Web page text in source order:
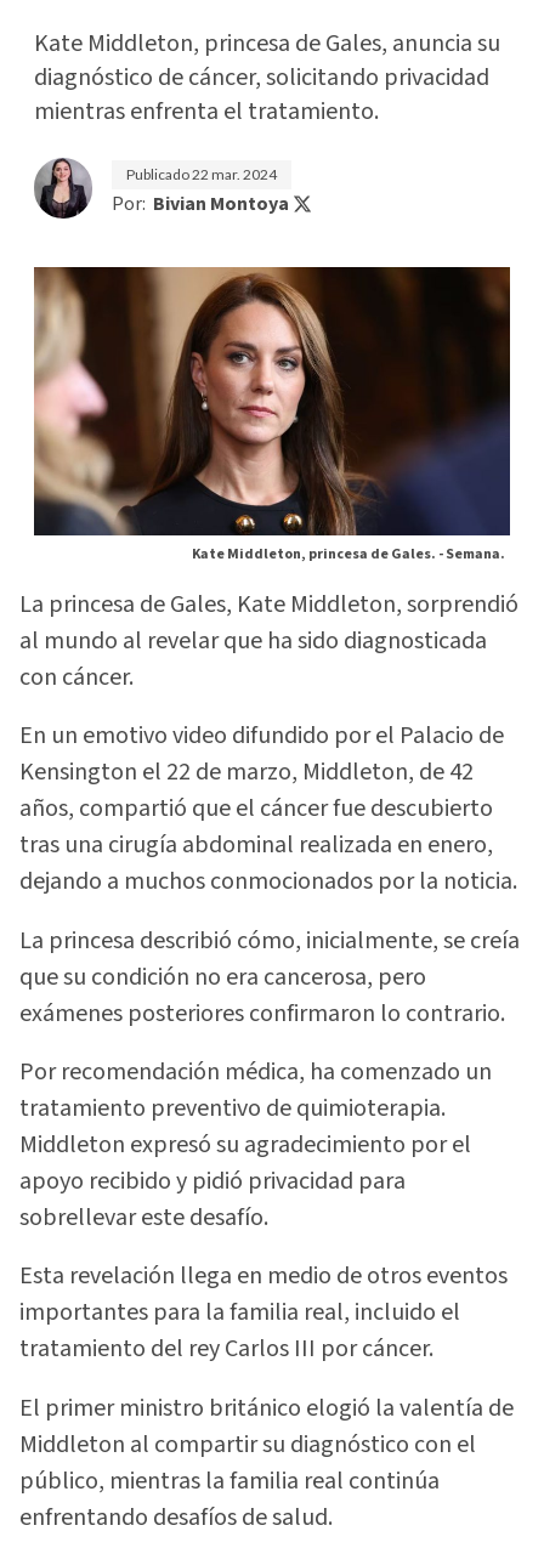
Kate Middleton, princesa de Gales, anuncia su
diagnóstico de cáncer, solicitando privacidad
mientras enfrenta el tratamiento.
Publicado22 mar. 2024
Por: Bivian Montoya
Kate Middleton, princesa de Gales. -Semana.
La princesa de Gales, Kate Middleton, sorprendió
al mundo al revelar que ha sido diagnosticada
con cáncer.
En un emotivo video difundido por el Palacio de
Kensington el 22 de marzo, Middleton, de 42
años, compartió que el cáncer fue descubierto
tras una cirugía abdominal realizada en enero,
dejando a muchos conmocionados por la noticia.
La princesa describió cómo, inicialmente, se creía
que su condición no era cancerosa, pero
exámenes posteriores confirmaron lo contrario.
Por recomendación médica, ha comenzado un
tratamiento preventivo de quimioterapia.
Middleton expresó su agradecimiento por el
apoyo recibido y pidió privacidad para
sobrellevar este desafío.
Esta revelación llega en medio de otros eventos
importantes para la familia real, incluido el
tratamiento del rey Carlos III por cáncer.
El primer ministro británico elogió la valentía de
Middleton al compartir su diagnóstico con el
público, mientras la familia real continúa
enfrentando desafíos de salud.